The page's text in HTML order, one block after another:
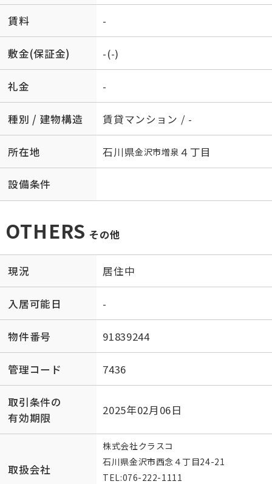
賃料 -
敷金(保証金) -(-)
礼金 -
種別 / 建物構造 賃貸マンション / -
所在地 石川県金沢市増泉 ４丁目
設備条件
OTHERS その他
現況 居住中
入居可能日 -
物件番号 91839244
管理コード 7436
取引条件の
有効期限
2025年02月06日
取扱会社
株式会社クラスコ
石川県金沢市西念４丁目24-21
TEL:076-222-1111